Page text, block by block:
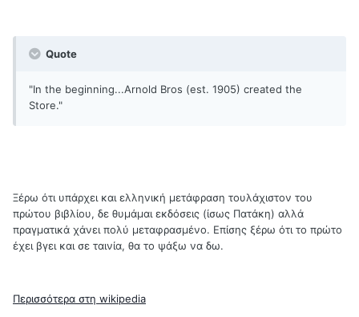
Quote
"In the beginning...Arnold Bros (est. 1905) created the
Store."
Ξέρω ότι υπάρχει και ελληνική μετάφραση τουλάχιστον του
πρώτου βιβλίου, δε θυμάμαι εκδόσεις (ίσως Πατάκη) αλλά
πραγματικά χάνει πολύ μεταφρασμένο. Επίσης ξέρω ότι το πρώτο
έχει βγει και σε ταινία, θα το ψάξω να δω.
Περισσότερα στη wikipedia